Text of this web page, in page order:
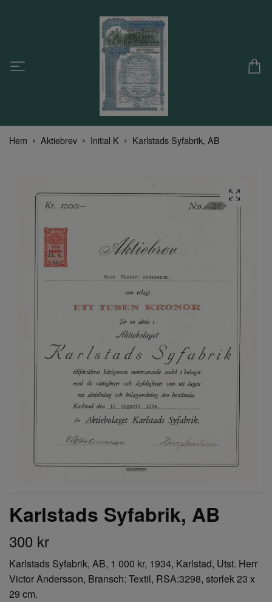
Hem Aktiebrev Initial K Karlstads Syfabrik, AB
Karlstads Syfabrik, AB
300 kr
Karlstads Syfabrik, AB, 1 000 kr, 1934, Karlstad, Utst. Herr
Victor Andersson, Bransch: Textil, RSA:3298, storlek 23 x
29 cm.